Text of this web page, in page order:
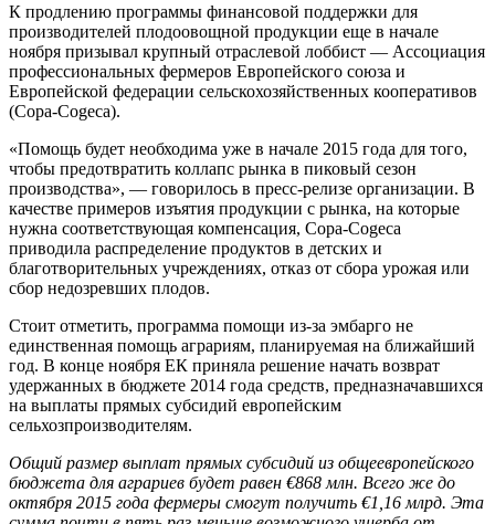
К продлению программы финансовой поддержки для
производителей плодоовощной продукции еще в начале
ноября призывал крупный отраслевой лоббист — Ассоциация
профессиональных фермеров Европейского союза и
Европейской федерации сельскохозяйственных кооперативов
(Copa-Cogeca).
«Помощь будет необходима уже в начале 2015 года для того,
чтобы предотвратить коллапс рынка в пиковый сезон
производства», — говорилось в пресс-релизе организации. В
качестве примеров изъятия продукции с рынка, на которые
нужна соответствующая компенсация, Copa-Cogeca
приводила распределение продуктов в детских и
благотворительных учреждениях, отказ от сбора урожая или
сбор недозревших плодов.
Стоит отметить, программа помощи из-за эмбарго не
единственная помощь аграриям, планируемая на ближайший
год. В конце ноября ЕК приняла решение начать возврат
удержанных в бюджете 2014 года средств, предназначавшихся
на выплаты прямых субсидий европейским
сельхозпроизводителям.
Общий размер выплат прямых субсидий из общеевропейского
бюджета для аграриев будет равен €868 млн. Всего же до
октября 2015 года фермеры смогут получить €1,16 млрд. Эта